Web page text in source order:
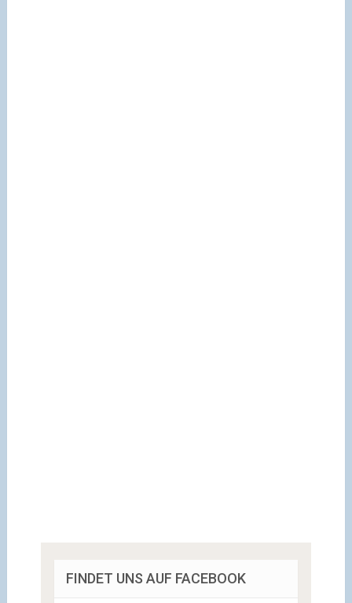
FINDET UNS AUF FACEBOOK